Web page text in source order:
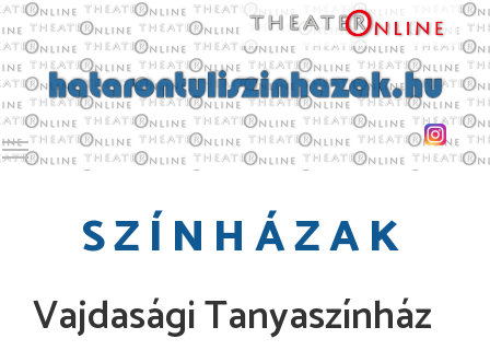
Toggle main menu visibility
SZÍNHÁZAK
Vajdasági Tanyaszínház